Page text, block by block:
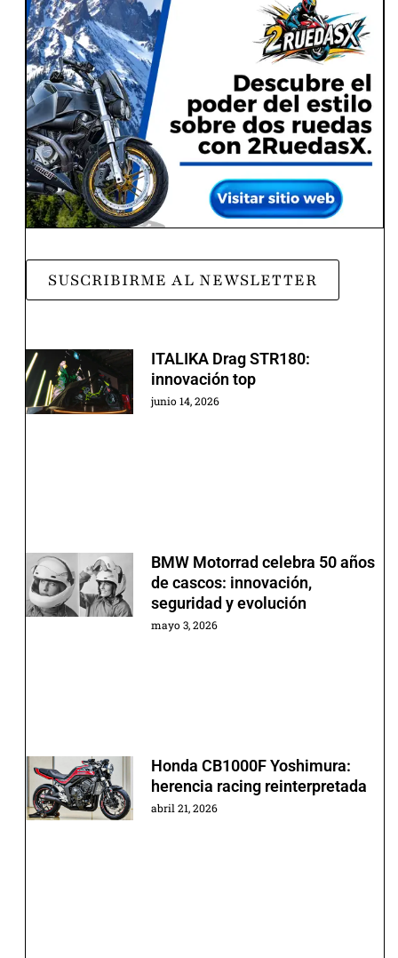
SUSCRIBIRME AL NEWSLETTER
ITALIKA Drag STR180:
innovación top
junio 14, 2026
BMW Motorrad celebra 50 años
de cascos: innovación,
seguridad y evolución
mayo 3, 2026
Honda CB1000F Yoshimura:
herencia racing reinterpretada
abril 21, 2026